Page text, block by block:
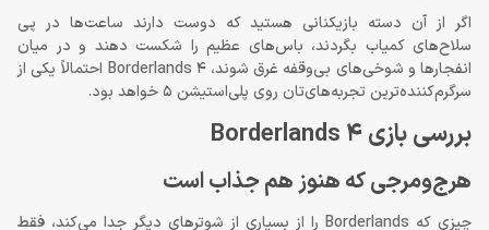
اگر از آن دسته بازیکنانی هستید که دوست دارند ساعت‌ها در پی
سلاح‌های کمیاب بگردند، باس‌های عظیم را شکست دهند و در میان
انفجارها و شوخی‌های بی‌وقفه غرق شوند، Borderlands 4 احتمالاً یکی از
سرگرم‌کننده‌ترین تجربه‌های‌تان روی پلی‌استیشن 5 خواهد بود.
بررسی بازی Borderlands 4
هرج‌ومرجی که هنوز هم جذاب است
چیزی که Borderlands را از بسیاری از شوترهای دیگر جدا می‌کند، فقط